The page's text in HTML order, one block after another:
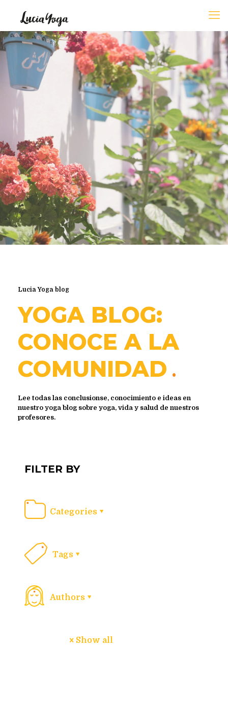
Lucia Yoga blog
YOGA BLOG:
CONOCE A LA
COMUNIDAD
Lee todas las conclusionse, conocimiento e ideas en
nuestro yoga blog sobre yoga, vida y salud de nuestros
profesores.
FILTER BY
Categories
Tags
Authors
Show all